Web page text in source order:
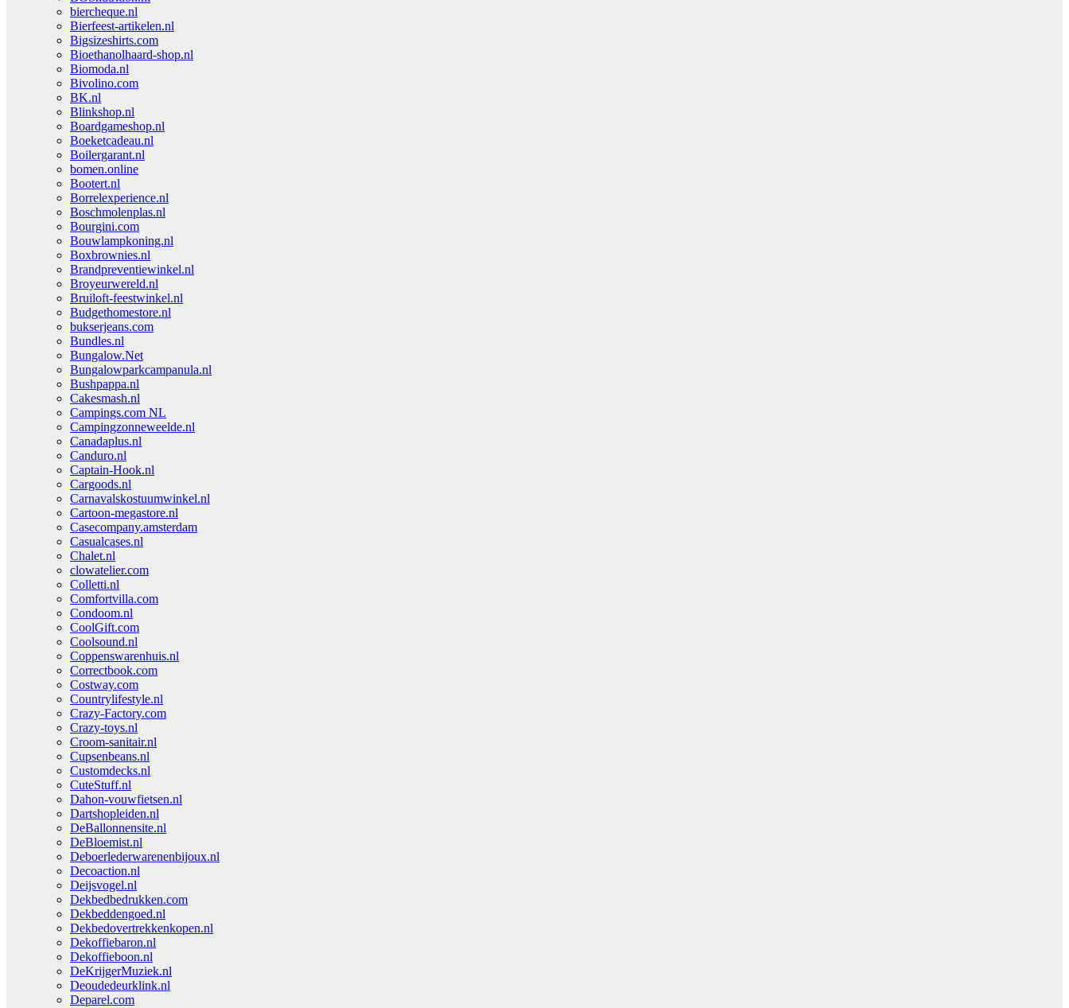
biercheque.nl
Bierfeest-artikelen.nl
Bigsizeshirts.com
Bioethanolhaard-shop.nl
Biomoda.nl
Bivolino.com
BK.nl
Blinkshop.nl
Boardgameshop.nl
Boeketcadeau.nl
Boilergarant.nl
bomen.online
Bootert.nl
Borrelexperience.nl
Boschmolenplas.nl
Bourgini.com
Bouwlampkoning.nl
Boxbrownies.nl
Brandpreventiewinkel.nl
Broyeurwereld.nl
Bruiloft-feestwinkel.nl
Budgethomestore.nl
bukserjeans.com
Bundles.nl
Bungalow.Net
Bungalowparkcampanula.nl
Bushpappa.nl
Cakesmash.nl
Campings.com NL
Campingzonneweelde.nl
Canadaplus.nl
Canduro.nl
Captain-Hook.nl
Cargoods.nl
Carnavalskostuumwinkel.nl
Cartoon-megastore.nl
Casecompany.amsterdam
Casualcases.nl
Chalet.nl
clowatelier.com
Colletti.nl
Comfortvilla.com
Condoom.nl
CoolGift.com
Coolsound.nl
Coppenswarenhuis.nl
Correctbook.com
Costway.com
Countrylifestyle.nl
Crazy-Factory.com
Crazy-toys.nl
Croom-sanitair.nl
Cupsenbeans.nl
Customdecks.nl
CuteStuff.nl
Dahon-vouwfietsen.nl
Dartshopleiden.nl
DeBallonnensite.nl
DeBloemist.nl
Deboerlederwarenenbijoux.nl
Decoaction.nl
Deijsvogel.nl
Dekbedbedrukken.com
Dekbeddengoed.nl
Dekbedovertrekkenkopen.nl
Dekoffiebaron.nl
Dekoffieboon.nl
DeKrijgerMuziek.nl
Deoudedeurklink.nl
Deparel.com